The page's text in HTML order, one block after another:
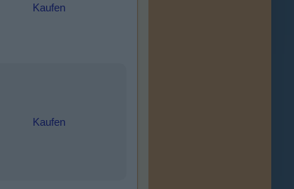
Kaufen
Kaufen